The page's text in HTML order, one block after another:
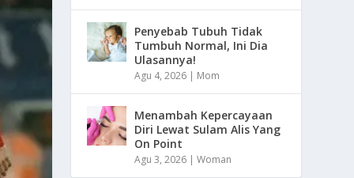
Penyebab Tubuh Tidak
Tumbuh Normal, Ini Dia
Ulasannya!
Agu 4, 2026 | Mom
Menambah Kepercayaan
Diri Lewat Sulam Alis Yang
On Point
Agu 3, 2026 |Woman